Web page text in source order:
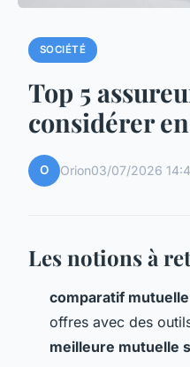
SOCIÉTÉ
Top 5
considérer
O Orion03/07/2026
Les notions à
comparatif
offres avec des
meilleure mutuelle